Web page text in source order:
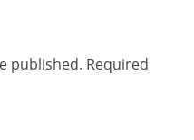
published. Required